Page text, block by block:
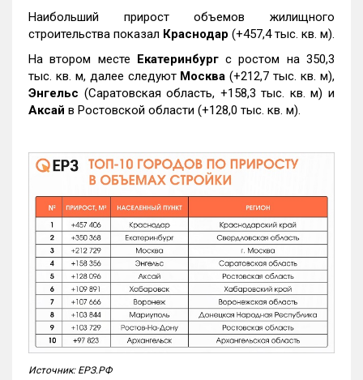
Наибольший прирост объемов жилищного
строительства показал Краснодар (+457,4 тыс. кв. м).
На втором месте Екатеринбургс ростом на 350,3
тыс. кв. м, далее следуют Москва (+212,7 тыс. кв. м),
Энгельс (Саратовская область, +158,3 тыс. кв. м) и
Аксай в Ростовской области (+128,0 тыс. кв. м).
Источник: ЕРЗ.РФ